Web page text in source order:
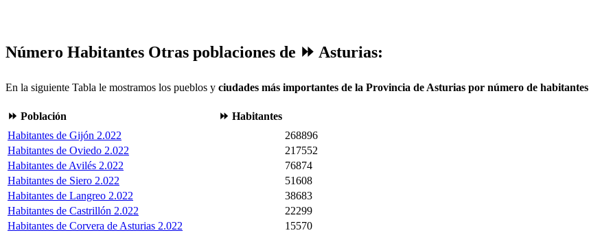
Número Habitantes Otras poblaciones de ⏩ Asturias:
En la siguiente Tabla le mostramos los pueblos y ciudades más importantes de la Provincia de Asturias por número de habitantes
⏩ Población
⏩ Habitantes
Habitantes de Gijón 2.022
268896
Habitantes de Oviedo 2.022
217552
Habitantes de Avilés 2.022
76874
Habitantes de Siero 2.022
51608
Habitantes de Langreo 2.022
38683
Habitantes de Castrillón 2.022
22299
Habitantes de Corvera de Asturias 2.022
15570